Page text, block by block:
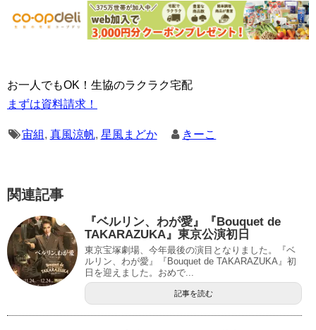
お一人でもOK！生協のラクラク宅配
まずは資料請求！
宙組, 真風涼帆, 星風まどか きーこ
関連記事
『ベルリン、わが愛』『Bouquet de
TAKARAZUKA』東京公演初日
東京宝塚劇場、今年最後の演目となりました。『ベ
ルリン、わが愛』『Bouquet de TAKARAZUKA』初
日を迎えました。おめで...
記事を読む